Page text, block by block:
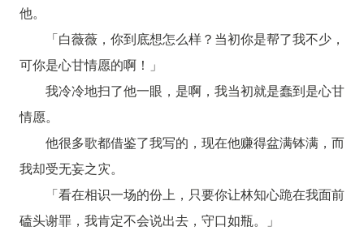
他。
「白薇薇，你到底想怎么样？当初你是帮了我不少，
可你是心甘情愿的啊！」
我冷冷地扫了他一眼，是啊，我当初就是蠢到是心甘
情愿。
他很多歌都借鉴了我写的，现在他赚得盆满钵满，而
我却受无妄之灾。
「看在相识一场的份上，只要你让林知心跪在我面前
磕头谢罪，我肯定不会说出去，守口如瓶。」